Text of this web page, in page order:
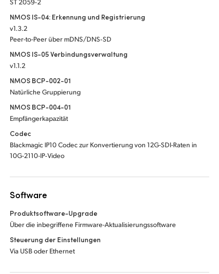
ST 2059‑2
NMOS IS-04: Erkennung und Registrierung
v1.3.2
Peer-to-Peer über mDNS/DNS‑SD
NMOS IS-05 Verbindungsverwaltung
v1.1.2
NMOS BCP-002-01
Natürliche Gruppierung
NMOS BCP-004-01
Empfängerkapazität
Codec
Blackmagic IP10 Codec zur Konvertierung von 12G-SDI-Raten in
10G-2110-IP‑Video
Software
Produktsoftware-Upgrade
Über die inbegriffene Firmware-Aktualisierungssoftware
Steuerung der Einstellungen
Via USB oder Ethernet